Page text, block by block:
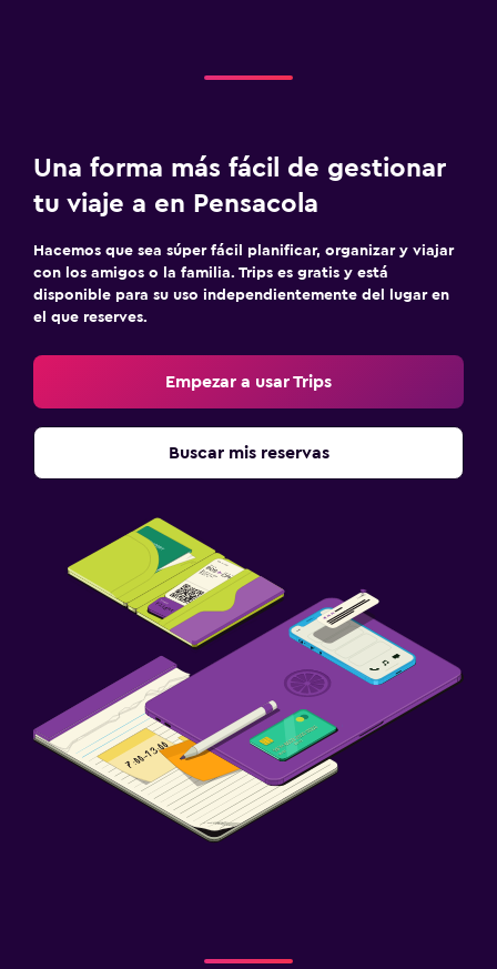
Una forma más fácil de gestionar
tu viaje a en Pensacola
Hacemos que sea súper fácil planificar, organizar y viajar
con los amigos o la familia. Trips es gratis y está
disponible para su uso independientemente del lugar en
el que reserves.
Empezar a usar Trips
Buscar mis reservas